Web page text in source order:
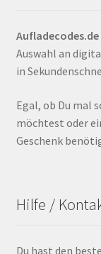
Aufladecodes.de
Auswahl an
in
Egal, ob Du mal
möchtest oder
Geschenk
Hilfe /
Du hast den